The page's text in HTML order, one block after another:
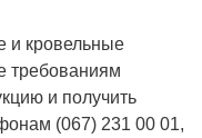
и кровельные
требованиям
и получить
(067) 231 00 01,